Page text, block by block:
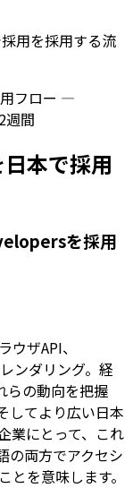
用を採用する流
フロー —
週間
本で採用
を採用
ザAPI、
ンダリング。経
らの動向を把握
してより広い日本
業にとって、これ
の両方でアクセシ
を意味します。